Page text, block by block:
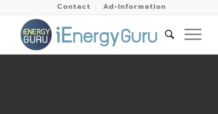
Contact Ad-information